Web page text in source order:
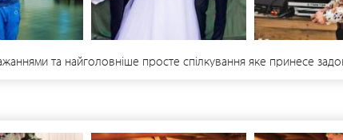
та найголовніше просте спілкування яке принесе